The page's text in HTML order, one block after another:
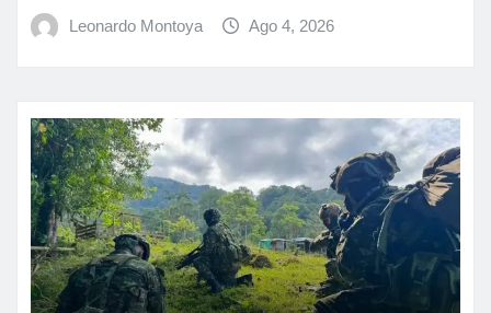
Leonardo Montoya Ago 4, 2026